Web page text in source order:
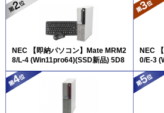
NEC 【即納パソコン】Mate MRM2
8/L-4 (Win11pro64)(SSD新品) 5D8
NEC
0/E-3